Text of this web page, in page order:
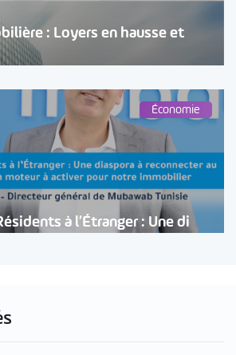
: Loyers en hausse et
Économie
à l’Étranger : Une di